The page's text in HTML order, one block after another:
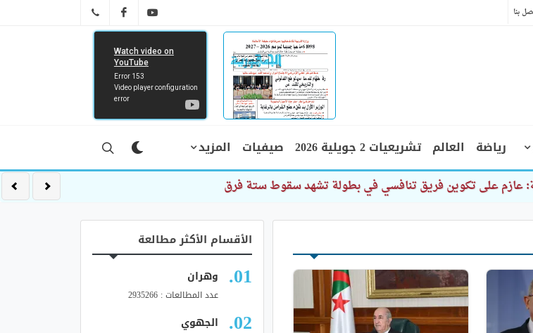
بنا YT
FB
رياضة العالم تشريعيات 2 جويلية 2026 صيفيات المزيد
على تكوين فريق تنافسي في بطولة تشهد سقوط ستة فرق
الأقسام الأكثر مطالعة
وهران
عدد المطالعات : 2935266
الجهوي